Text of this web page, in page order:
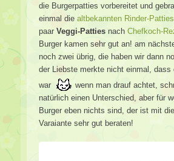
die Burgerpatties vorbereitet und
einmal die altbekannten Rinder-Patties
paar Veggi-Patties nach Chefkoch-
Burger kamen sehr gut an! am
noch zwei übrig, die haben wir dann
der Liebste merkte nicht einmal, dass
war
wenn man drauf achtet,
natürlich einen Unterschied, aber für
Burger eben nichts sind, der ist mit
Varaiante sehr gut beraten!